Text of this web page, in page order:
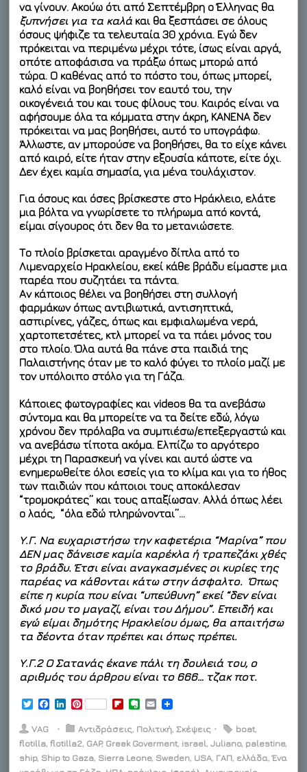
να γίνουν. Ακούω ότι από Σεπτέμβρη ο Έλληνας θα
ξυπνήσει για τα καλά και θα ξεσπάσει σε όλους
όσους ψήφιζε τα τελευταία 30 χρόνια. Εγώ δεν
πρόκειται να περιμένω μέχρι τότε, ίσως είναι αργά,
οπότε αποφάσισα να πράξω όπως μπορώ από
τώρα. Ο καθένας από το πόστο του, όπως μπορεί,
καλό είναι να βοηθήσει τον εαυτό του, την
οικογένειά του και τους φίλους του. Καιρός είναι να
αφήσουμε όλα τα κόμματα στην άκρη, ΚΑΝΕΝΑ δεν
πρόκειται να μας βοηθήσει, αυτό το υπογράφω.
Άλλωστε, αν μπορούσε να βοηθήσει, θα το είχε κάνει
από καιρό, είτε ήταν στην εξουσία κάποτε, είτε όχι.
Δεν έχει καμία σημασία, για μένα τουλάχιστον.
Για όσους και όσες βρίσκεστε στο Ηράκλειο, ελάτε
μια βόλτα να γνωρίσετε το πλήρωμα από κοντά,
είμαι σίγουρος ότι δεν θα το μετανιώσετε.
Το πλοίο βρίσκεται αραγμένο δίπλα από το
Λιμεναρχείο Ηρακλείου, εκεί κάθε βράδυ είμαστε μια
παρέα που συζητάει τα πάντα.
Αν κάποιος θέλει να βοηθήσει στη συλλογή
φαρμάκων όπως αντιβιωτικά, αντισηπτικά,
ασπιρίνες, γάζες, όπως και εμφιαλωμένα νερά,
χαρτοπετσέτες, κτλ μπορεί να τα πάει μόνος του
στο πλοίο. Όλα αυτά θα πάνε στα παιδιά της
Παλαιστήνης όταν με το καλό φύγει το πλοίο μαζί με
τον υπόλοιπο στόλο για τη Γάζα.
Κάποιες φωτογραφίες και videos θα τα ανεβάσω
σύντομα και θα μπορείτε να τα δείτε εδώ, λόγω
χρόνου δεν πρόλαβα να συμπιέσω/επεξεργαστώ και
να ανεβάσω τίποτα ακόμα. Ελπίζω το αργότερο
μέχρι τη Παρασκευή να γίνει και αυτό ώστε να
ενημερωθείτε όλοι εσείς για το κλίμα και για το ήθος
των παιδιών που κάποιοι τους αποκάλεσαν
“τρομοκράτες” και τους απαξίωσαν. Αλλά όπως λέει
ο λαός, “όλα εδώ πληρώνονται”…
Υ.Γ. Να ευχαριστήσω την καφετέρια “Μαρίνα” που
ΔΕΝ μας δάνεισε καμία καρέκλα ή τραπεζάκι χθές
το βράδυ. Έτσι είναι αναγκασμένες οι κυρίες της
παρέας να κάθονται κάτω στην άσφαλτο. Όπως
είπε η κυρία που είναι “υπεύθυνη” εκεί “δεν είναι
δικό μου το μαγαζί, είναι του Δήμου”. Επειδή και
εγώ είμαι δημότης Ηρακλείου όμως, θα απαιτήσω
τα δέοντα όταν πρέπει και όπως πρέπει.
Υ.Γ.2 Ο Σατανάς έκανε πάλι τη δουλειά του, ο
αριθμός του άρθρου είναι το 666… τζακ ποτ.
i
t
t
e
e
b
o
n
k
e
d
P
n
e
r
i
p
b
o
e
n
o
E
a
l
VAG ⋅ Αντιδράσεις, Πολιτική,Σκέψεις ⋅ boat,
flotilla,flotilla2, GAP, Greek Goverment, israel,Juliano, palestine,
ship, Ship to Gaza, Sierra Leone, Sweden, USA, ΓΑΠ, ελλάδα,Ένα